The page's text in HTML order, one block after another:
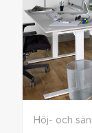
Höj- och